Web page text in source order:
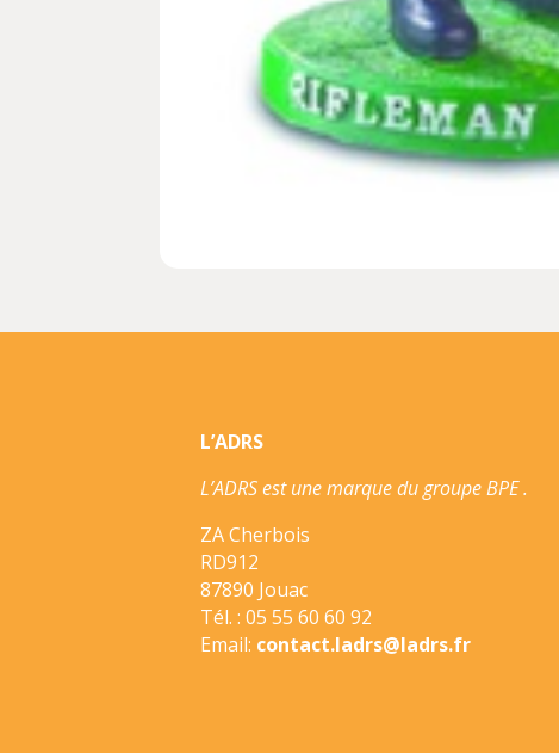
L’ADRS
L’ADRS est une marque du groupe BPE .
ZA Cherbois
RD912
87890 Jouac
Tél. : 05 55 60 60 92
Email: contact.ladrs@ladrs.fr